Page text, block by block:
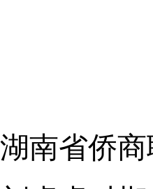
湖南省侨